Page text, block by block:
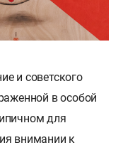
и советского
в особой
для
внимании к